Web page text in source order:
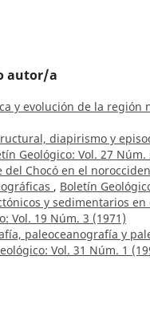
autor/a
y evolución de la región
diapirismo y
Geológico: Vol. 27 Núm.
del Chocó en el
, Boletín
y sedimentarios
Vol. 19 Núm. 3 (1971)
paleoceanografía y
Vol. 31 Núm. 1